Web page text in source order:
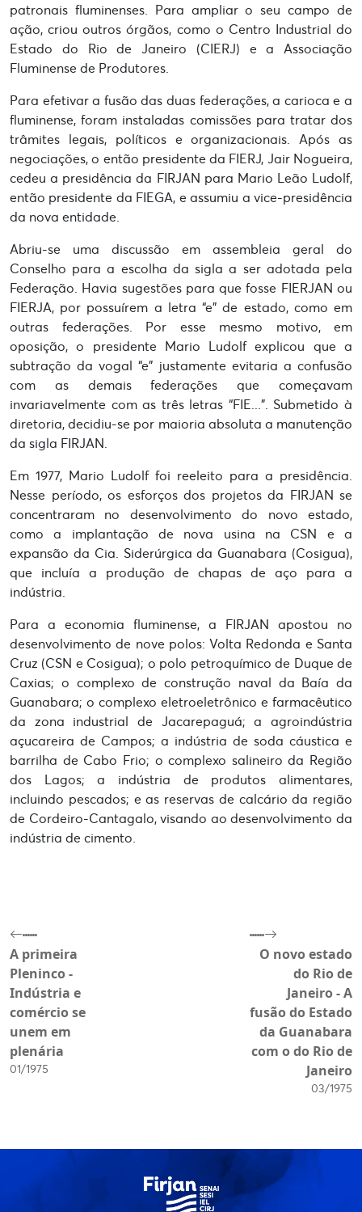
patronais fluminenses. Para ampliar o seu campo de
ação, criou outros órgãos, como o Centro Industrial do
Estado do Rio de Janeiro (CIERJ) e a Associação
Fluminense de Produtores.
Para efetivar a fusão das duas federações, a carioca e a
fluminense, foram instaladas comissões para tratar dos
trâmites legais, políticos e organizacionais. Após as
negociações, o então presidente da FIERJ, Jair Nogueira,
cedeu a presidência da FIRJAN para Mario Leão Ludolf,
então presidente da FIEGA, e assumiu a vice-presidência
da nova entidade.
Abriu-se uma discussão em assembleia geral do
Conselho para a escolha da sigla a ser adotada pela
Federação. Havia sugestões para que fosse FIERJAN ou
FIERJA, por possuírem a letra “e” de estado, como em
outras federações. Por esse mesmo motivo, em
oposição, o presidente Mario Ludolf explicou que a
subtração da vogal “e” justamente evitaria a confusão
com as demais federações que começavam
invariavelmente com as três letras “FIE...”. Submetido à
diretoria, decidiu-se por maioria absoluta a manutenção
da sigla FIRJAN.
Em 1977, Mario Ludolf foi reeleito para a presidência.
Nesse período, os esforços dos projetos da FIRJAN se
concentraram no desenvolvimento do novo estado,
como a implantação de nova usina na CSN e a
expansão da Cia. Siderúrgica da Guanabara (Cosigua),
que incluía a produção de chapas de aço para a
indústria.
Para a economia fluminense, a FIRJAN apostou no
desenvolvimento de nove polos: Volta Redonda e Santa
Cruz (CSN e Cosigua); o polo petroquímico de Duque de
Caxias; o complexo de construção naval da Baía da
Guanabara; o complexo eletroeletrônico e farmacêutico
da zona industrial de Jacarepaguá; a agroindústria
açucareira de Campos; a indústria de soda cáustica e
barrilha de Cabo Frio; o complexo salineiro da Região
dos Lagos; a indústria de produtos alimentares,
incluindo pescados; e as reservas de calcário da região
de Cordeiro-Cantagalo, visando ao desenvolvimento da
indústria de cimento.
A primeira
Pleninco -
Indústria e
comércio se
unem em
plenária
01/1975
O novo estado
do Rio de
Janeiro - A
fusão do Estado
da Guanabara
com o do Rio de
Janeiro
03/1975